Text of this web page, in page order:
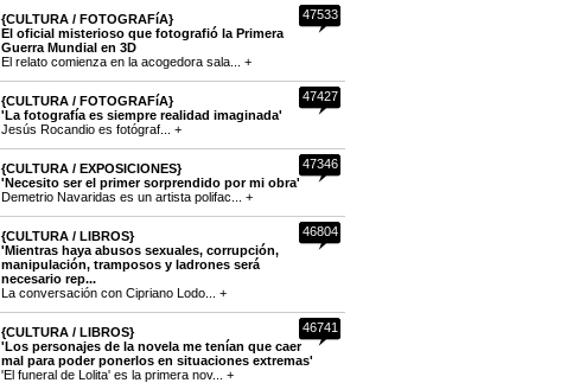
47533
{CULTURA / FOTOGRAFíA}
El oficial misterioso que fotografió la Primera
Guerra Mundial en 3D
El relato comienza en la acogedora sala... +
47427
{CULTURA / FOTOGRAFíA}
'La fotografía es siempre realidad imaginada'
Jesús Rocandio es fotógraf... +
47346
{CULTURA / EXPOSICIONES}
'Necesito ser el primer sorprendido por mi obra'
Demetrio Navaridas es un artista polifac... +
46804
{CULTURA / LIBROS}
'Mientras haya abusos sexuales, corrupción,
manipulación, tramposos y ladrones será
necesario rep...
La conversación con Cipriano Lodo... +
46741
{CULTURA / LIBROS}
'Los personajes de la novela me tenían que caer
mal para poder ponerlos en situaciones extremas'
'El funeral de Lolita' es la primera nov... +